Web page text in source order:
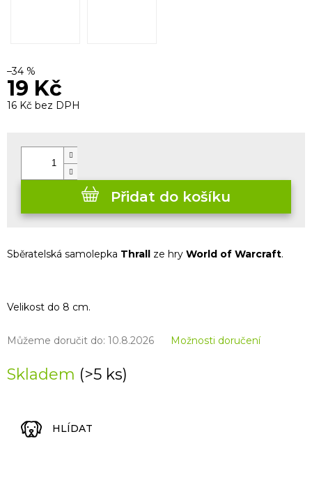
–34 %
19 Kč
16 Kč bez DPH
Skladem (>5 ks)
Můžeme doručit do: 10.8.2026 Možnosti doručení
Přidat do košíku
Sběratelská samolepka Thrall ze hry World of Warcraft.
Velikost do 8 cm.
HLÍDAT